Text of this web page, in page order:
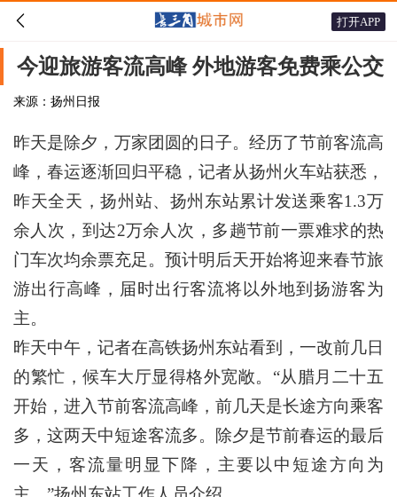
 打开APP
今迎旅游客流高峰 外地游客免费乘公交
来源：扬州日报
昨天是除夕，万家团圆的日子。经历了节前客流高
峰，春运逐渐回归平稳，记者从扬州火车站获悉，
昨天全天，扬州站、扬州东站累计发送乘客1.3万
余人次，到达2万余人次，多趟节前一票难求的热
门车次均余票充足。预计明后天开始将迎来春节旅
游出行高峰，届时出行客流将以外地到扬游客为
主。
昨天中午，记者在高铁扬州东站看到，一改前几日
的繁忙，候车大厅显得格外宽敞。“从腊月二十五
开始，进入节前客流高峰，前几天是长途方向乘客
多，这两天中短途客流多。除夕是节前春运的最后
一天，客流量明显下降，主要以中短途方向为